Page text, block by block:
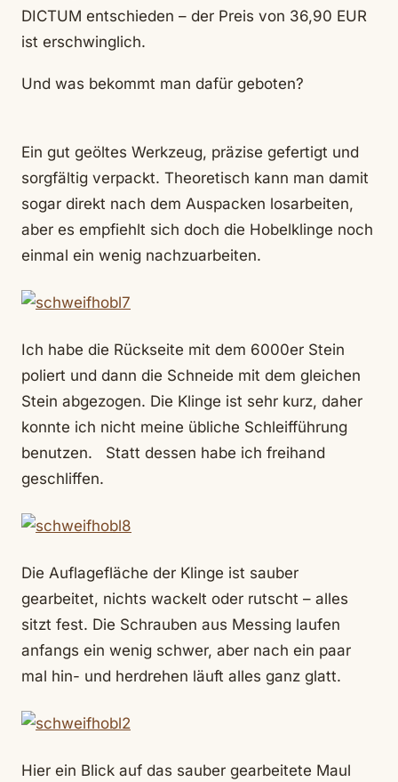
DICTUM entschieden – der Preis von 36,90 EUR
ist erschwinglich.
Und was bekommt man dafür geboten?
Ein gut geöltes Werkzeug, präzise gefertigt und
sorgfältig verpackt. Theoretisch kann man damit
sogar direkt nach dem Auspacken losarbeiten,
aber es empfiehlt sich doch die Hobelklinge noch
einmal ein wenig nachzuarbeiten.
Ich habe die Rückseite mit dem 6000er Stein
poliert und dann die Schneide mit dem gleichen
Stein abgezogen. Die Klinge ist sehr kurz, daher
konnte ich nicht meine übliche Schleifführung
benutzen. Statt dessen habe ich freihand
geschliffen.
Die Auflagefläche der Klinge ist sauber
gearbeitet, nichts wackelt oder rutscht – alles
sitzt fest. Die Schrauben aus Messing laufen
anfangs ein wenig schwer, aber nach ein paar
mal hin- und herdrehen läuft alles ganz glatt.
Hier ein Blick auf das sauber gearbeitete Maul